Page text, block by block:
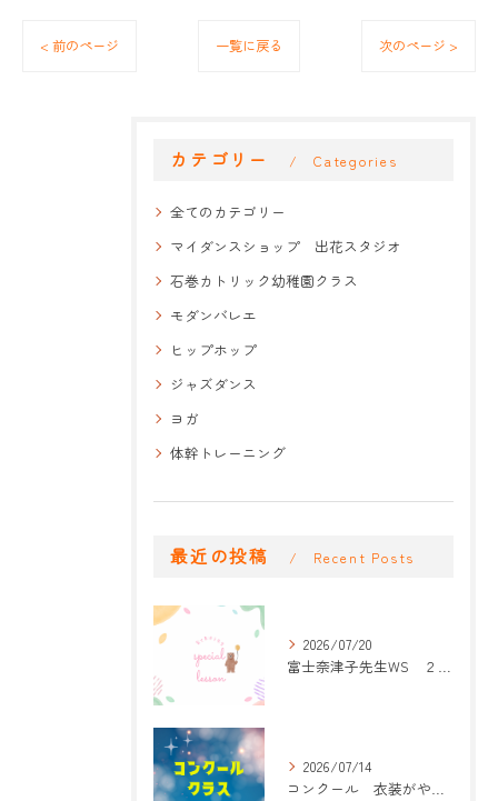
< 前のページ 一覧に戻る 次のページ >
カテゴリー Categories
全てのカテゴリー
マイダンスショップ 出花スタジオ
石巻カトリック幼稚園クラス
モダンバレエ
ヒップホップ
ジャズダンス
ヨガ
体幹トレーニング
最近の投稿 Recent Posts
2026/07/20
富士奈津子先生WS ２回目
2026/07/14
コンクール 衣装がやって来た！